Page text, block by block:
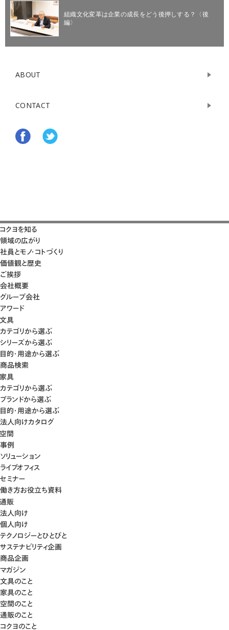
組織文化変革は企業の成長をどう後押しする？〈後
編〉
ABOUT
CONTACT
コクヨを知る
領域の広がり
社員とモノ・コトづくり
価値観と歴史
ご挨拶
会社概要
グループ会社
アワード
文具
カテゴリから選ぶ
シリーズから選ぶ
目的・用途から選ぶ
商品検索
家具
カテゴリから選ぶ
ブランドから選ぶ
目的・用途から選ぶ
法人向けカタログ
空間
事例
ソリューション
ライブオフィス
セミナー
働き方お役立ち資料
通販
法人向け
個人向け
テクノロジーとひとびと
サステナビリティ企画
商品企画
マガジン
文具のこと
家具のこと
空間のこと
通販のこと
コクヨのこと